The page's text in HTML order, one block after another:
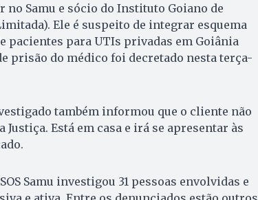
Samu e sócio do Instituto Goiano de
Ele é suspeito de integrar esquema
pacientes para UTIs privadas em Goiânia
prisão do médico foi decretado nesta terça-
também informou que o cliente não
Está em casa e irá se apresentar às
Samu investigou 31 pessoas envolvidas e